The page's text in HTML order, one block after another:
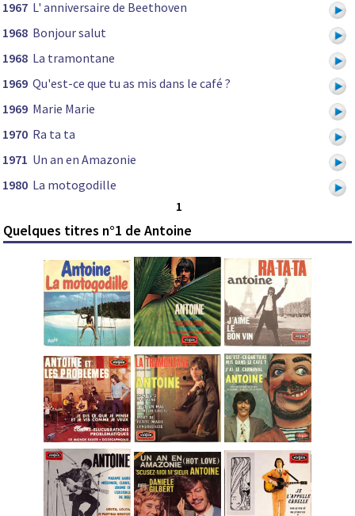
1967 L' anniversaire de Beethoven
1968 Bonjour salut
1968 La tramontane
1969 Qu'est-ce que tu as mis dans le café ?
1969 Marie Marie
1970 Ra ta ta
1971 Un an en Amazonie
1980 La motogodille
1
Quelques titres n°1 de Antoine